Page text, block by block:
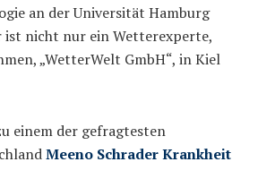
an der Universität Hamburg
ist nicht nur ein Wetterexperte,
„WetterWelt GmbH“, in Kiel
einem der gefragtesten
Meeno Schrader Krankheit